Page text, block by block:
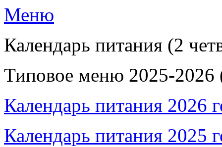
Меню
Календарь питания (2
Типовое меню 2025-2026
Календарь питания 2026
Календарь питания 2025